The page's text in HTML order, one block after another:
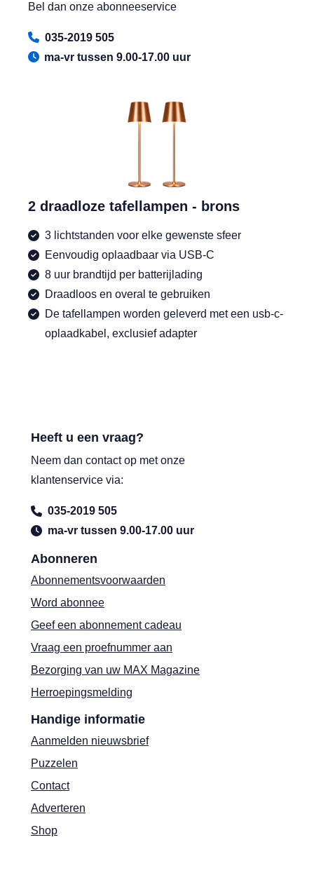
Bel dan onze abonneeservice
035-2019 505
ma-vr tussen 9.00-17.00 uur
2 draadloze tafellampen - brons
3 lichtstanden voor elke gewenste sfeer
Eenvoudig oplaad­baar via USB-C
8 uur brandtijd per batterijlading
Draadloos en overal te gebruiken
De tafellampen worden geleverd met een usb-c-
oplaadkabel, exclusief adapter
Abonneren
Abonnementsvoorwaarden
Word abonnee
Geef een abonnement cadeau
Vraag een proefnummer aan
Bezorging van uw MAX Magazine
Herroepingsmelding
Handige informatie
Aanmelden nieuwsbrief
Puzzelen
Contact
Adverteren
Shop
Heeft u een vraag?
Neem dan contact op met onze
klantenservice via:
035-2019 505
ma-vr tussen 9.00-17.00 uur